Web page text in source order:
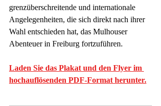
grenzüberschreitende und internationale
Angelegenheiten, die sich direkt nach ihrer
Wahl entschieden hat, das Mulhouser
Abenteuer in Freiburg fortzuführen.
Laden Sie das Plakat und den Flyer im
hochauflösenden PDF-Format herunter.